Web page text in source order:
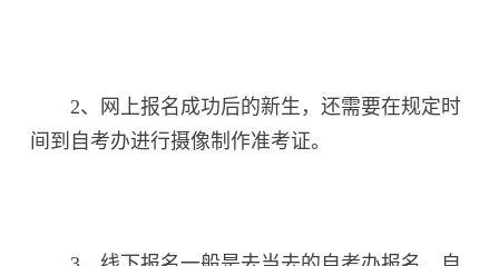
2、网上报名成功后的新生，还需要在规定时
间到自考办进行摄像制作准考证。